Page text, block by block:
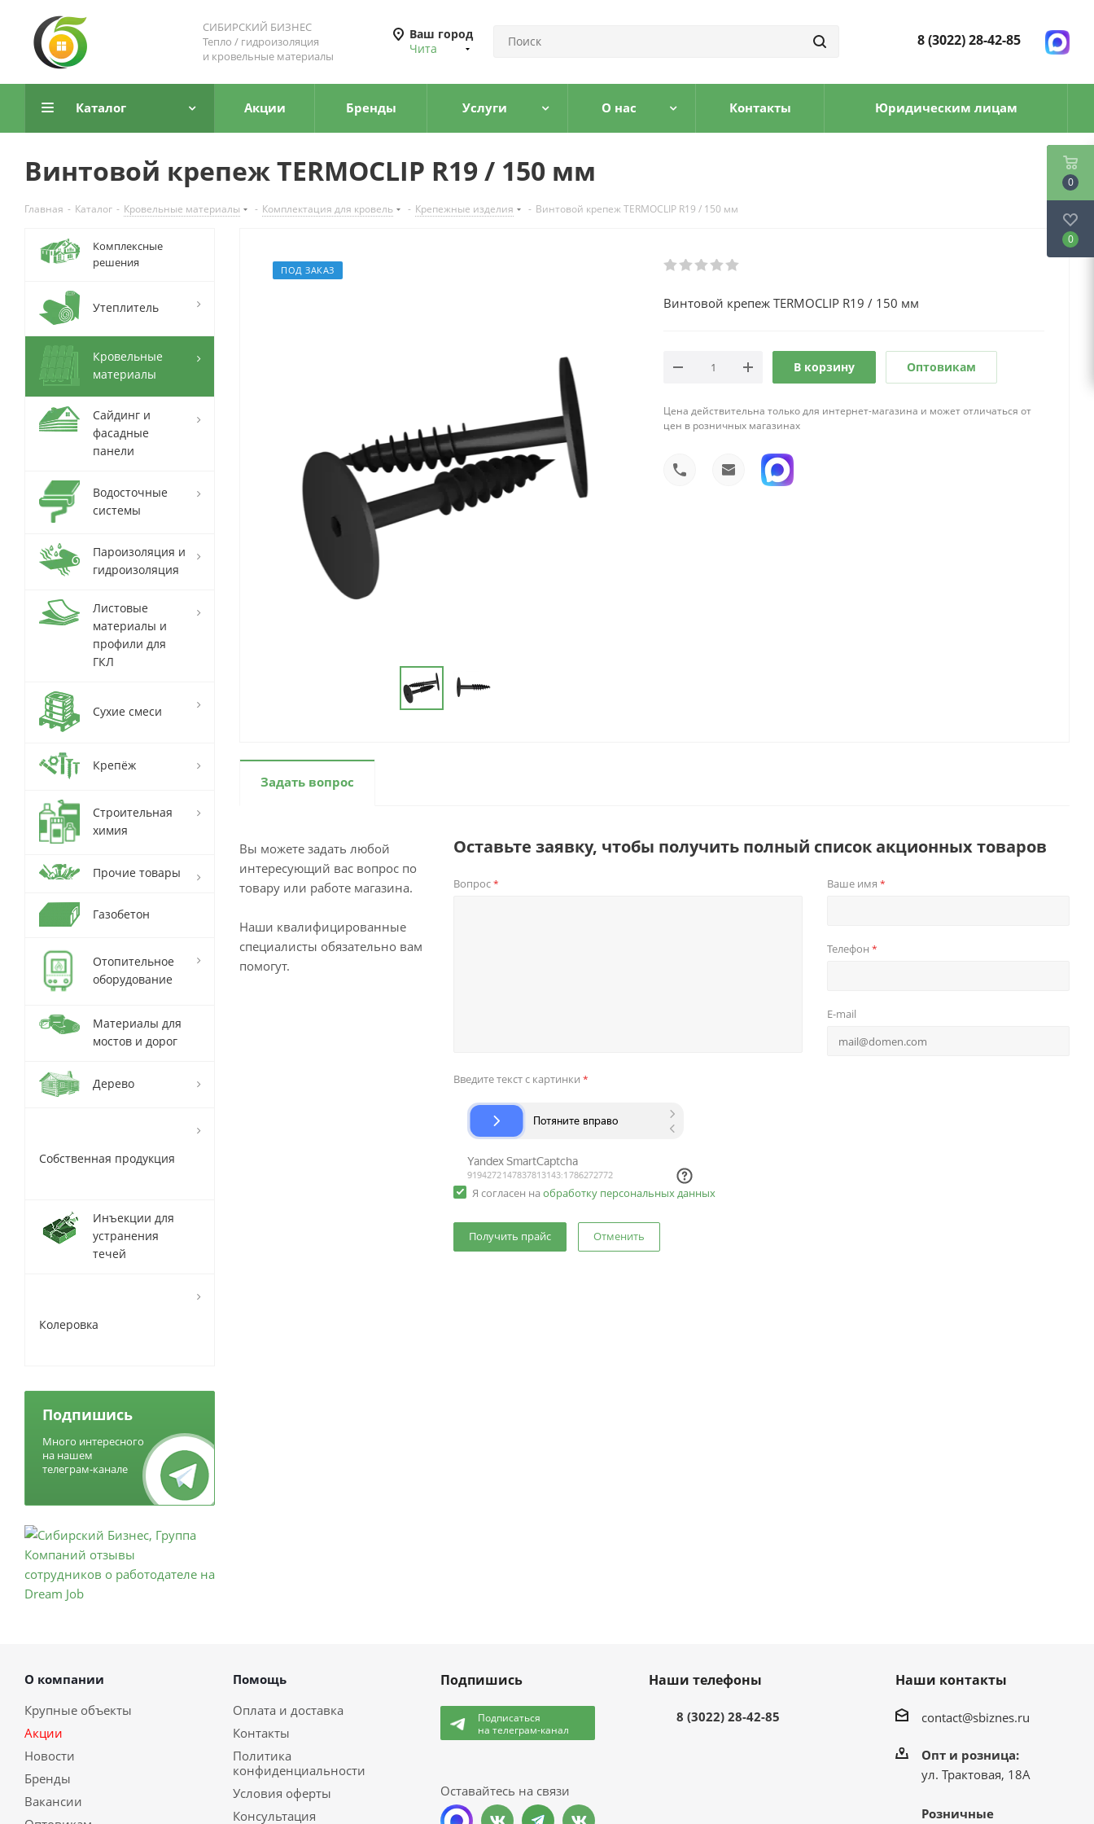
СИБИРСКИЙ БИЗНЕС
Тепло / гидроизоляция
и кровельные материалы
Ваш город
Чита
8 (3022) 28-42-85
Каталог Акции Бренды Услуги О нас Контакты Юридическим лицам
Винтовой крепеж TERMOCLIP R19 / 150 мм
Главная - Каталог - Кровельные материалы - Комплектация для кровель - Крепежные изделия - Винтовой крепеж TERMOCLIP R19 / 150 мм
ПОД ЗАКАЗ
Винтовой крепеж TERMOCLIP R19 / 150 мм
В корзину Оптовикам
Цена действительна только для интернет-магазина и может отличаться от
цен в розничных магазинах
Задать вопрос
Вы можете задать любой
интересующий вас вопрос по
товару или работе магазина.
Наши квалифицированные
специалисты обязательно вам
помогут.
Оставьте заявку, чтобы получить полный список акционных товаров
Вопрос* Ваше имя *
Телефон *
E-mail
Введите текст с картинки *
Я согласен на обработку персональных данных
Отменить
Комплексные
решения
Утеплитель
Кровельные
материалы
Сайдинг и
фасадные
панели
Водосточные
системы
Пароизоляция и
гидроизоляция
Листовые
материалы и
профили для
ГКЛ
Сухие смеси
Крепёж
Строительная
химия
Прочие товары
Газобетон
Отопительное
оборудование
Материалы для
мостов и дорог
Дерево
Собственная продукция
Инъекции для
устранения
течей
Колеровка
Подпишись
Много интересного
на нашем
телеграм-канале
О компании
Крупные объекты
Акции
Новости
Бренды
Вакансии
Помощь
Оплата и доставка
Контакты
Политика
конфиденциальности
Условия оферты
Консультация
Подпишись
Подписаться
на телеграм-канал
Оставайтесь на связи
Наши телефоны
8 (3022) 28-42-85
Наши контакты
contact@sbiznes.ru
Опт и розница:
ул. Трактовая, 18А
Розничные
0
0